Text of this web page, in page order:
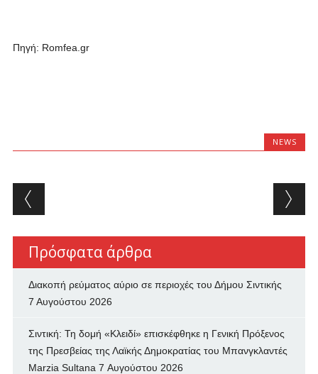
Πηγή: Romfea.gr
NEWS
Post navigation
Πρόσφατα άρθρα
Διακοπή ρεύματος αύριο σε περιοχές του Δήμου Σιντικής
7 Αυγούστου 2026
Σιντική: Τη δομή «Κλειδί» επισκέφθηκε η Γενική Πρόξενος
της Πρεσβείας της Λαϊκής Δημοκρατίας του Μπανγκλαντές
Marzia Sultana 7 Αυγούστου 2026